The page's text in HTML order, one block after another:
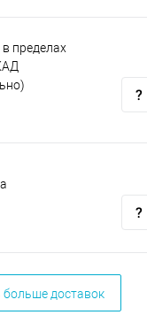
пределах
больше доставок